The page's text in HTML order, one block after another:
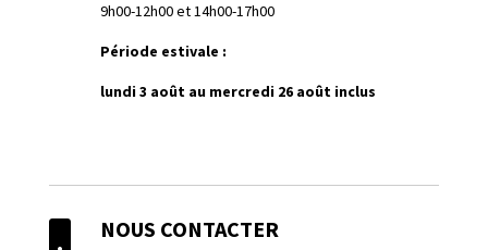
9h00-12h00 et 14h00-17h00
Période estivale :
lundi 3 août au mercredi 26 août inclus
NOUS CONTACTER